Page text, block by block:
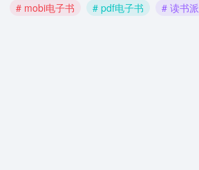
# mobi电子书
# pdf电子书 # 读书派